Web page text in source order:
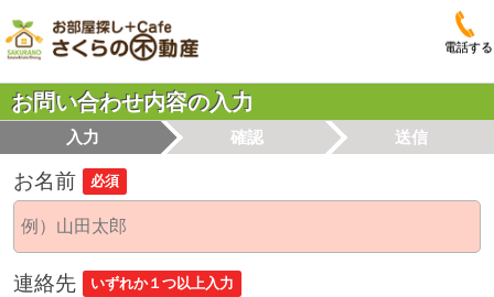
電話する
お問い合わせ内容の入力
入力 確認 送信
お名前 必須
連絡先 いずれか１つ以上入力